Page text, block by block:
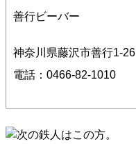
善行ビーバー
神奈川県藤沢市善行1-26
電話：0466-82-1010